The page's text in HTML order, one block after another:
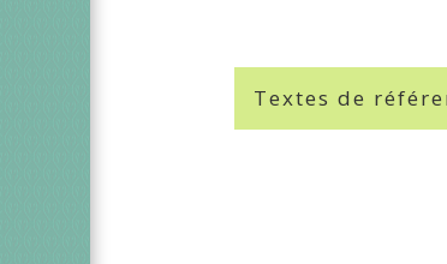
Textes de